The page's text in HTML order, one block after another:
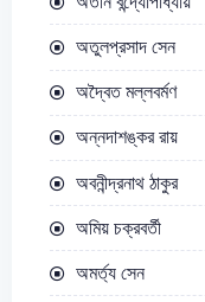
অতুলপ্রসাদ সেন
অদ্বৈত মল্লবর্মণ
অন্নদাশঙ্কর রায়
অবনীন্দ্রনাথ ঠাকুর
অমিয় চক্রবর্তী
অমর্ত্য সেন